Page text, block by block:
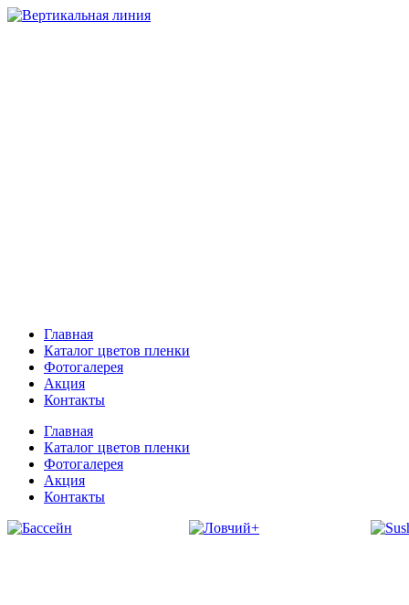
Главная
Каталог цветов пленки
Фотогалерея
Акция
Контакты
Главная
Каталог цветов пленки
Фотогалерея
Акция
Контакты